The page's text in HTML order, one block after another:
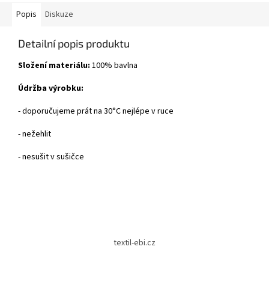
Popis Diskuze
Detailní popis produktu
Složení materiálu: 100% bavlna
Údržba výrobku:
- doporučujeme prát na 30°C nejlépe v ruce
- nežehlit
- nesušit v sušičce
textil-ebi.cz